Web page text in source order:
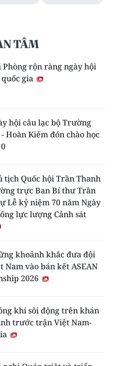
TÂM
rộn ràng ngày hội
gia
hội câu lạc bộ Trường
Hoàn Kiếm đón chào học
tịch Quốc hội Trần Thanh
trực Ban Bí thư Trần
Lễ kỷ niệm 70 năm Ngày
lực lượng Cảnh sát
khoảnh khắc đưa đội
Nam vào bán kết ASEAN
2026
khí sôi động trên khán
trước trận Việt Nam-